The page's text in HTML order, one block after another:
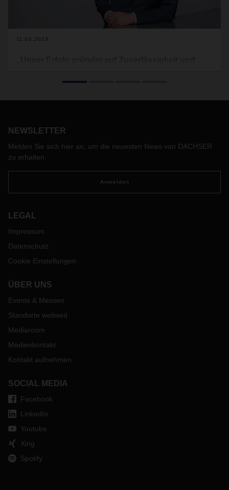
11.04.2023
hohe Anforderungen an die Logistik: So erfolgreich 2022 für
ihre Lieferketten brachte. Auf 2023 blickt CEO Burkhard
NEWSLETTER
Melden Sie sich hier an, um die neuesten News von DACHSER
zu erhalten.
Anmelden
LEGAL
Impressum
Datenschutz
Cookie Einstellungen
ÜBER UNS
Events & Messen
Standorte weltweit
Mediaroom
Medienkontakt
Kontakt aufnehmen
SOCIAL MEDIA
Facebook
LinkedIn
Youtube
Xing
Spotify